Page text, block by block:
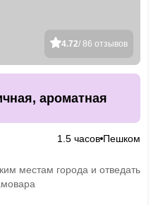
4.72/ 86 отзывов
ароматная
1.5 часов Пешком
местам города и отведать